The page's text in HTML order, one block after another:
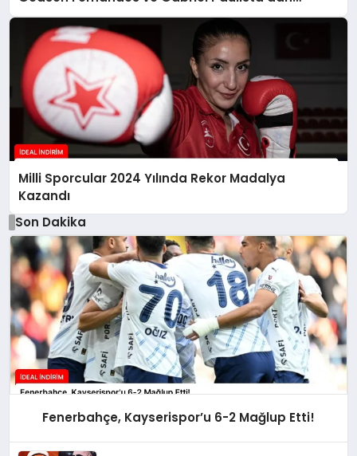
Açıklamalar
Milli Sporcular 2024 Yılında Rekor Madalya
Kazandı
Son Dakika
Fenerbahçe, Kayserispor’u 6-2 Mağlup Etti!